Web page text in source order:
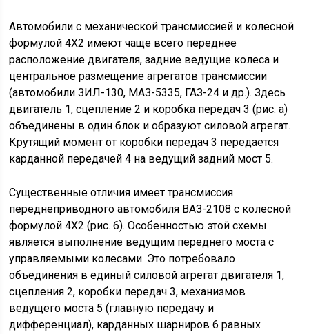
Автомобили с механической трансмиссией и колесной
формулой 4X2 имеют чаще всего переднее
расположение двигателя, задние ведущие колеса и
центральное размещение агрегатов трансмиссии
(автомобили ЗИЛ-130, МАЗ-5335, ГАЗ-24 и др.). Здесь
двигатель 1, сцепление 2 и коробка передач 3 (рис. а)
объединены в один блок и образуют силовой агрегат.
Крутящий момент от коробки передач 3 передается
карданной передачей 4 на ведущий задний мост 5.
Существенные отличия имеет трансмиссия
переднеприводного автомобиля ВАЗ-2108 с колесной
формулой 4X2 (рис. 6). Особенностью этой схемы
является выполнение ведущим переднего моста с
управляемыми колесами. Это потребовало
объединения в единый силовой агрегат двигателя 1,
сцепления 2, коробки передач 3, механизмов
ведущего моста 5 (главную передачу и
дифференциал), карданных шарниров 6 равных